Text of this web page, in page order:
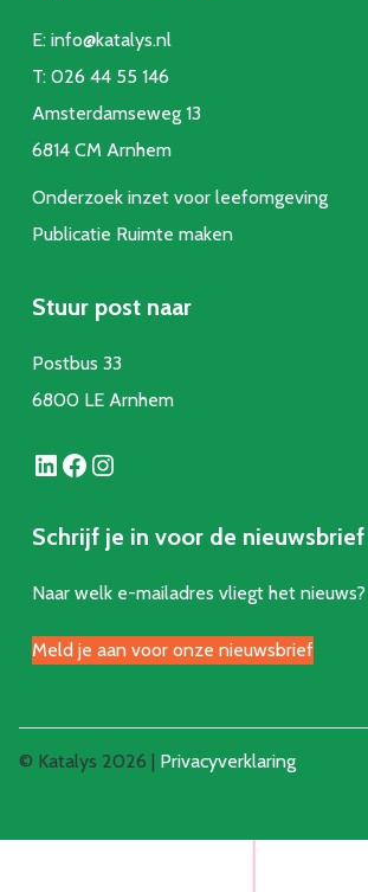
E: info@katalys.nl
T: 026 44 55 146
Amsterdamseweg 13
6814 CM Arnhem
Onderzoek inzet voor leefomgeving
Publicatie Ruimte maken
Stuur post naar
Postbus 33
6800 LE Arnhem
LinkedIn Facebook Instagram
Schrijf je in voor de nieuwsbrief
Naar welk e-mailadres vliegt het nieuws?
Meld je aan voor onze nieuwsbrief
© Katalys 2026 | Privacyverklaring